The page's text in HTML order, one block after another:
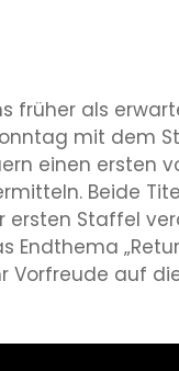
früher als
mit dem
einen ersten
Beide
ersten Staffel
Endthema
auf die